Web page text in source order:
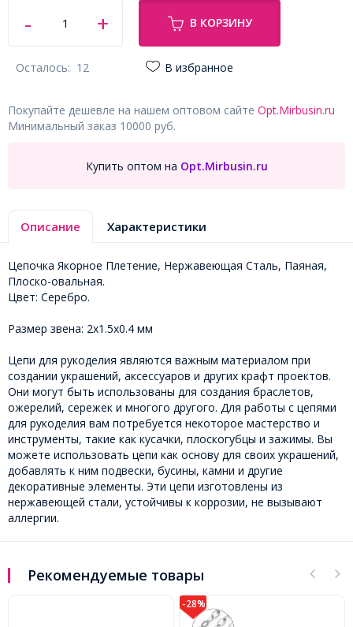
В КОРЗИНУ
Осталось: 12 В избранное
Покупайте дешевле на нашем оптовом сайте Opt.Mirbusin.ru
Минимальный заказ 10000 руб.
Купить оптом на Opt.Mirbusin.ru
Описание Характеристики
Цепочка Якорное Плетение, Нержавеющая Сталь, Паяная,
Плоско-овальная.
Цвет: Серебро.
Размер звена: 2x1.5x0.4 мм
Цепи для рукоделия являются важным материалом при
создании украшений, аксессуаров и других крафт проектов.
Они могут быть использованы для создания браслетов,
ожерелий, сережек и многого другого. Для работы с цепями
для рукоделия вам потребуется некоторое мастерство и
инструменты, такие как кусачки, плоскогубцы и зажимы. Вы
можете использовать цепи как основу для своих украшений,
добавлять к ним подвески, бусины, камни и другие
декоративные элементы. Эти цепи изготовлены из
нержавеющей стали, устойчивы к коррозии, не вызывают
аллергии.
Рекомендуемые товары
-28%